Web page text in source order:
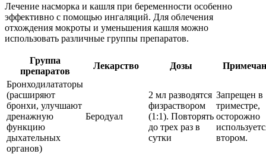
Лечение насморка и кашля при беременности особенно
эффективно с помощью ингаляций. Для облечения
отхождения мокроты и уменьшения кашля можно
использовать различные группы препаратов.
Группа
препаратов
Лекарство Дозы
Бронходилататоры
(расширяют
бронхи, улучшают
дренажную
функцию
дыхательных
органов)
Беродуал
2 мл разводятся
физраствором
(1:1). Повторять
до трех раз в
сутки
Запрещен в
триместре,
осторожно
втором.